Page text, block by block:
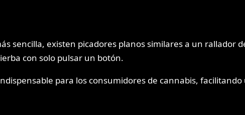
sencilla, existen picadores planos similares a un rallador
con solo pulsar un botón.
para los consumidores de cannabis,